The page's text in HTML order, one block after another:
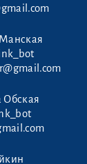
Обская